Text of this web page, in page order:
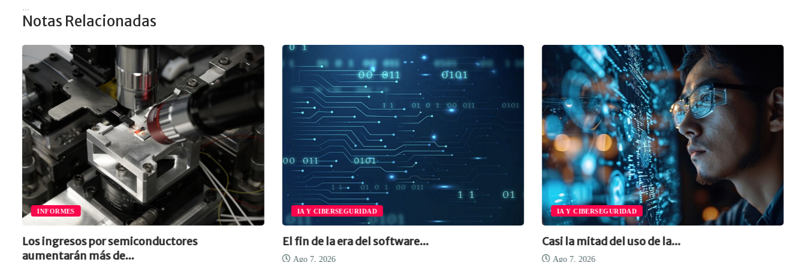
Notas Relacionadas
INFORMES
Los ingresos por semiconductores
aumentarán más de...
IA Y CIBERSEGURIDAD
El fin de la era del software...
Ago 7, 2026
IA Y CIBERSEGURIDAD
Casi la mitad del uso de la...
Ago 7, 2026